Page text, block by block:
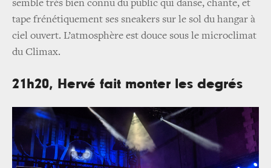
semble très bien connu du public qui danse, chante, et
tape frénétiquement ses sneakers sur le sol du hangar à
ciel ouvert. L’atmosphère est douce sous le microclimat
du Climax.
21h20, Hervé fait monter les degrés